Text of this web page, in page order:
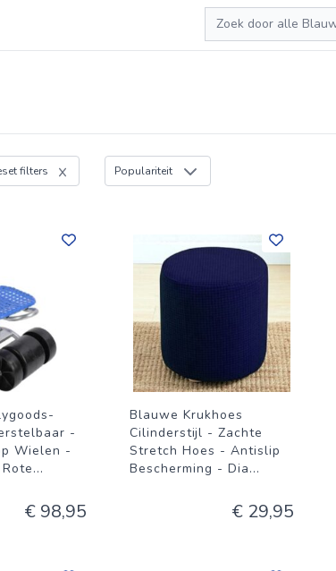
Zoeken
filters Populariteit
-
Wielen -
...
€ 98,95
Blauwe Krukhoes
Cilinderstijl - Zachte
Stretch Hoes - Antislip
Bescherming - Dia...
€ 29,95